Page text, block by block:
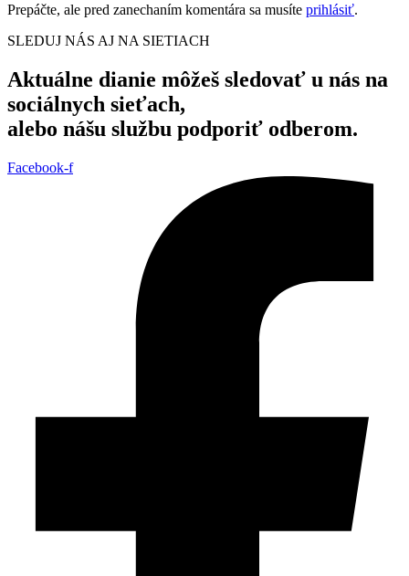
Prepáčte, ale pred zanechaním komentára sa musíte prihlásiť.
SLEDUJ NÁS AJ NA SIETIACH
Aktuálne dianie môžeš sledovať u nás na
sociálnych sieťach,
alebo nášu službu podporiť odberom.
Facebook-f